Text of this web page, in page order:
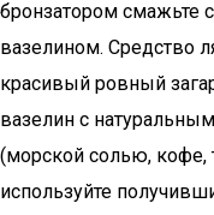
бронзатором смажьте
вазелином. Средство
красивый ровный
вазелин с
(морской солью, кофе,
используйте